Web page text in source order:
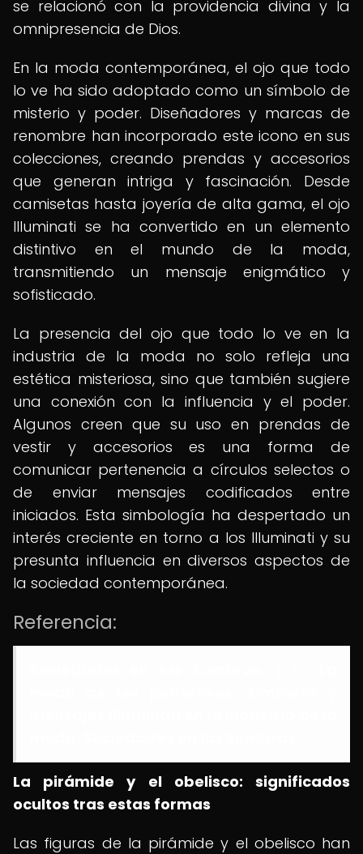
se relacionó con la providencia divina y la
omnipresencia de Dios.
En la moda contemporánea, el ojo que todo
lo ve ha sido adoptado como un símbolo de
misterio y poder. Diseñadores y marcas de
renombre han incorporado este icono en sus
colecciones, creando prendas y accesorios
que generan intriga y fascinación. Desde
camisetas hasta joyería de alta gama, el ojo
Illuminati se ha convertido en un elemento
distintivo en el mundo de la moda,
transmitiendo un mensaje enigmático y
sofisticado.
La presencia del ojo que todo lo ve en la
industria de la moda no solo refleja una
estética misteriosa, sino que también sugiere
una conexión con la influencia y el poder.
Algunos creen que su uso en prendas de
vestir y accesorios es una forma de
comunicar pertenencia a círculos selectos o
de enviar mensajes codificados entre
iniciados. Esta simbología ha despertado un
interés creciente en torno a los Illuminati y su
presunta influencia en diversos aspectos de
la sociedad contemporánea.
Referencia:
La pirámide y el obelisco: significados
ocultos tras estas formas
Las figuras de la pirámide y el obelisco han